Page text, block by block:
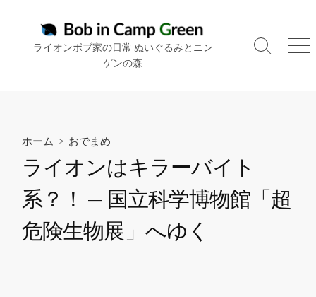
ライオンボブ家の日常 ぬいぐるみとニン
ゲンの森
検
メ
ホーム > おでまめ
ライオンはキラーバイト
系？！ — 国立科学博物館「超
危険生物展」へゆく